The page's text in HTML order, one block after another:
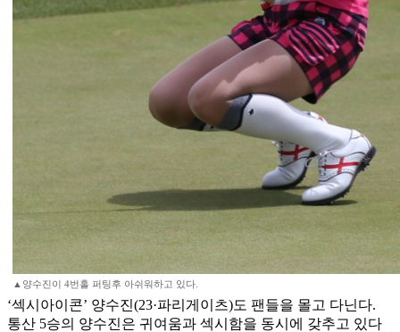
▲양수진이 4번홀 퍼팅후 아쉬워하고 있다.
‘섹시아이콘’ 양수진(23·파리게이츠)도 팬들을 몰고 다닌다.
통산 5승의 양수진은 귀여움과 섹시함을 동시에 갖추고 있다